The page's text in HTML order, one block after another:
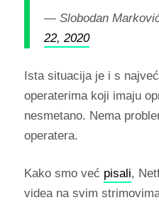
— Slobodan
22, 2020
Ista situacija je i s
operaterima koji imaju
nesmetano. Nema
operatera.
Kako smo već pisali,
videa na svim